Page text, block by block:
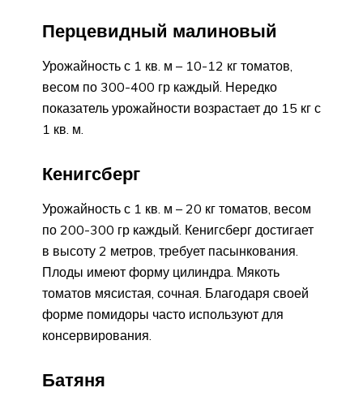
Перцевидный малиновый
Урожайность с 1 кв. м – 10-12 кг томатов,
весом по 300-400 гр каждый. Нередко
показатель урожайности возрастает до 15 кг с
1 кв. м.
Кенигсберг
Урожайность с 1 кв. м – 20 кг томатов, весом
по 200-300 гр каждый. Кенигсберг достигает
в высоту 2 метров, требует пасынкования.
Плоды имеют форму цилиндра. Мякоть
томатов мясистая, сочная. Благодаря своей
форме помидоры часто используют для
консервирования.
Батяня